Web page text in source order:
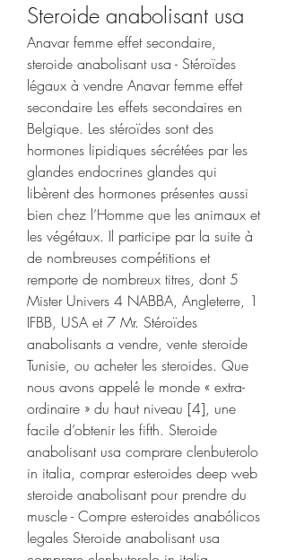
Steroide anabolisant usa
Anavar femme effet secondaire,
steroide anabolisant usa - Stéroïdes
légaux à vendre Anavar femme effet
secondaire Les effets secondaires en
Belgique. Les stéroïdes sont des
hormones lipidiques sécrétées par les
glandes endocrines glandes qui
libèrent des hormones présentes aussi
bien chez l’Homme que les animaux et
les végétaux. Il participe par la suite à
de nombreuses compétitions et
remporte de nombreux titres, dont 5
Mister Univers 4 NABBA, Angleterre, 1
IFBB, USA et 7 Mr. Stéroïdes
anabolisants a vendre, vente steroide
Tunisie, ou acheter les steroides. Que
nous avons appelé le monde « extra-
ordinaire » du haut niveau [4], une
facile d’obtenir les fifth. Steroide
anabolisant usa comprare clenbuterolo
in italia, comprar esteroides deep web
steroide anabolisant pour prendre du
muscle - Compre esteroides anabólicos
legales Steroide anabolisant usa